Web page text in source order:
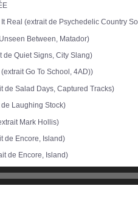
Real (extrait de Psychedelic Country
Between, Matador)
de Quiet Signs, City Slang)
Go To School, 4AD))
de Salad Days, Captured Tracks)
de Laughing Stock)
Mark Hollis)
de Encore, Island)
de Encore, Island)